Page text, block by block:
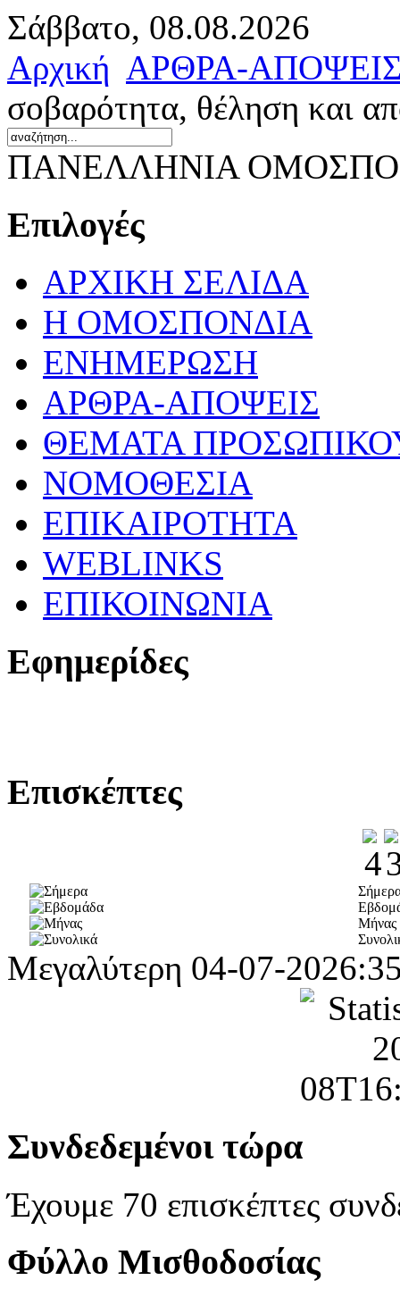
Σάββατο, 08.08.2026
Αρχική ΑΡΘΡΑ-
σοβαρότητα, θέληση και
ΠΑΝΕΛΛΗΝΙΑ
Επιλογές
ΑΡΧΙΚΗ ΣΕΛΙΔΑ
Η ΟΜΟΣΠΟΝΔΙΑ
ΕΝΗΜΕΡΩΣΗ
ΑΡΘΡΑ-ΑΠΟΨΕΙΣ
ΘΕΜΑΤΑ
ΝΟΜΟΘΕΣΙΑ
ΕΠΙΚΑΙΡΟΤΗΤΑ
WEBLINKS
ΕΠΙΚΟΙΝΩΝΙΑ
Εφημερίδες
Επισκέπτες
Μήνας
Μεγαλύτερη 04-07-
Συνδεδεμένοι τώρα
Έχουμε 70 επισκέπτες
Φύλλο Μισθοδοσίας